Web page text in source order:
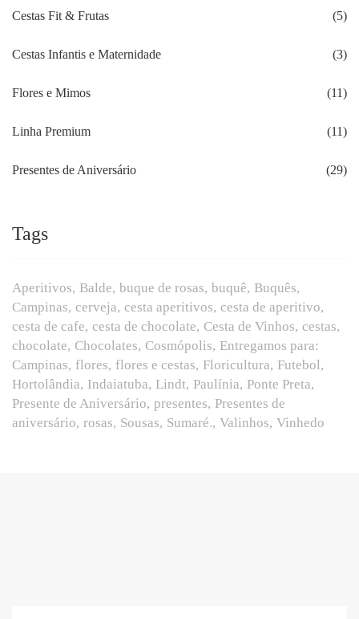
Cestas Fit & Frutas (5)
Cestas Infantis e Maternidade (3)
Flores e Mimos (11)
Linha Premium (11)
Presentes de Aniversário (29)
Tags
Aperitivos Balde buque de rosas buquê Buquês
Campinas cerveja cesta aperitivos cesta de aperitivo
cesta de cafe cesta de chocolate Cesta de Vinhos cestas
chocolate Chocolates Cosmópolis Entregamos para:
Campinas flores flores e cestas Floricultura Futebol
Hortolândia Indaiatuba Lindt Paulínia Ponte Preta
Presente de Aniversário presentes Presentes de
aniversário rosas Sousas Sumaré. Valinhos Vinhedo